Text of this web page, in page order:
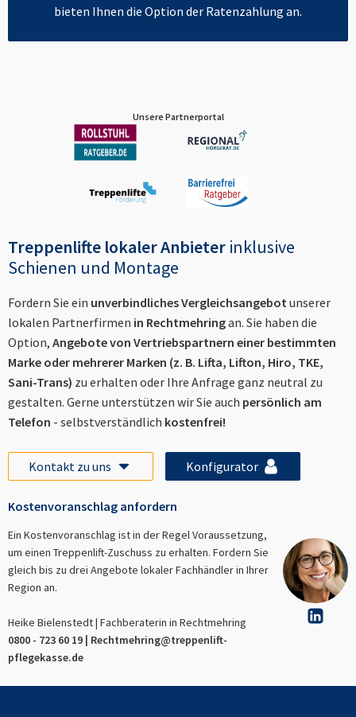
bieten Ihnen die Option der Ratenzahlung an.
Unsere Partnerportal
Treppenlifte lokaler Anbieter inklusive
Schienen und Montage
Fordern Sie ein unverbindliches Vergleichsangebotunserer
lokalen Partnerfirmen in Rechtmehringan. Sie haben die
Option, Angebote von Vertriebspartnern einer bestimmten
Marke oder mehrerer Marken (z. B. Lifta, Lifton, Hiro, TKE,
Sani-Trans) zu erhalten oder Ihre Anfrage ganz neutral zu
gestalten. Gerne unterstützen wir Sie auch persönlich am
Telefon - selbstverständlich kostenfrei!
Kontakt zu uns Konfigurator
Kostenvoranschlag anfordern
Ein Kostenvoranschlag ist in der Regel Voraussetzung,
um einen Treppenlift-Zuschuss zu erhalten. Fordern Sie
gleich bis zu drei Angebote lokaler Fachhändler in Ihrer
Region an.
Heike Bielenstedt | Fachberaterin in Rechtmehring
0800 - 723 60 19 | Rechtmehring@treppenlift-
pflegekasse.de